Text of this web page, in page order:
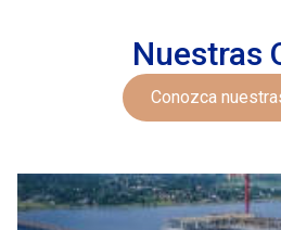
Nuestras
Conozca